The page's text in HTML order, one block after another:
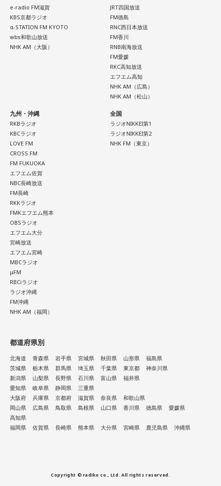
ようになっちゃった。これこそが最も大きな本質的な迷惑で
すよね」
長野「AIの嘘情報がリアルすぎて？」
「リアルすぎて、本当の情報なのに『これ、本当な
の？』と疑われるようになっちゃった。これは深刻です」
長野 「うわぁ……」
e-radio FM滋賀
KBS京都ラジオ
α-STATION FM KYOTO
wbs和歌山放送
NHK AM（大阪）
JRT四国放送
FM徳島
RNC西日本放送
FM香川
RNB南海放送
FM愛媛
RKC高知放送
エフエム高知
NHK AM（広島）
NHK AM（松山）
九州・沖縄
RKBラジオ
KBCラジオ
LOVE FM
CROSS FM
FM FUKUOKA
エフエム佐賀
NBC長崎放送
FM長崎
RKKラジオ
FMKエフエム熊本
OBSラジオ
エフエム大分
宮崎放送
エフエム宮崎
MBCラジオ
μFM
RBCiラジオ
ラジオ沖縄
FM沖縄
NHK AM（福岡）
全国
ラジオNIKKEI第1
ラジオNIKKEI第2
NHK FM（東京）
都道府県別
北海道 青森県 岩手県 宮城県 秋田県 山形県
福島県
茨城県
栃木県 群馬県 埼玉県 千葉県 東京都
神奈川県
新潟県
山梨県 長野県 石川県 富山県
福井県
愛知県
岐阜県 静岡県
三重県
大阪府
兵庫県 京都府 滋賀県 奈良県
和歌山県
岡山県
広島県 鳥取県 島根県 山口県 香川県 徳島県
愛媛県
高知県
福岡県
佐賀県 長崎県 熊本県 大分県 宮崎県 鹿児島県 沖縄県
Copyright © radiko co., Ltd. All rights reserved.